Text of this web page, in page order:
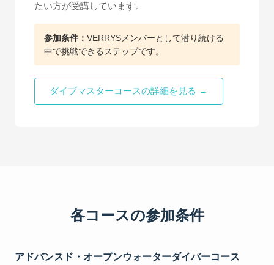
たい方が受講しています。
参加条件： VERRYSメンバーとして潜り続ける
中で挑戦できるステップです。
ダイブマスターコースの詳細を見る →
各コースの参加条件
アドバンスド・オープンウォーターダイバーコース